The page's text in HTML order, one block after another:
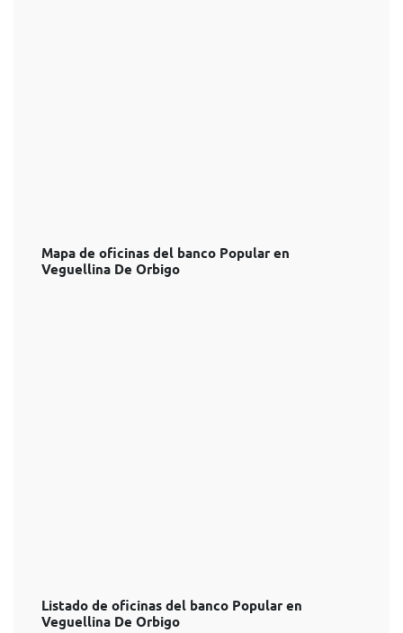
Mapa de oficinas del banco Popular en
Veguellina De Orbigo
Listado de oficinas del banco Popular en
Veguellina De Orbigo